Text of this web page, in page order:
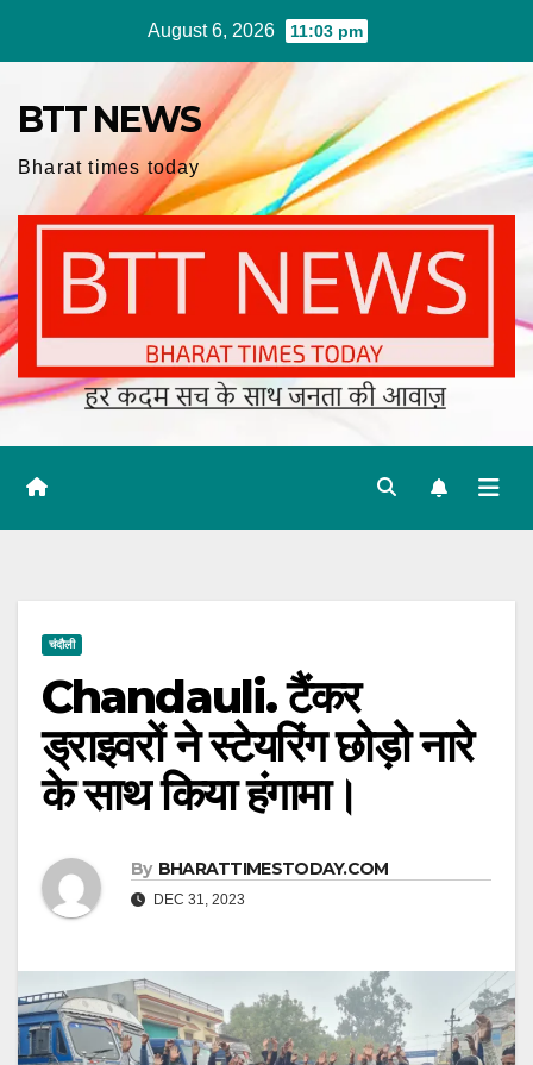
August 6, 2026 11:03 pm
BTT NEWS
Bharat times today
चंदौली
Chandauli. टैंकर
ड्राइवरों ने स्टेयरिंग छोड़ो नारे
के साथ किया हंगामा।
By BHARATTIMESTODAY.COM
DEC 31, 2023